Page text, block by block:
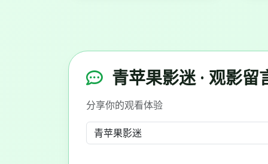
青苹果影迷 · 观影留
分享你的观看体验